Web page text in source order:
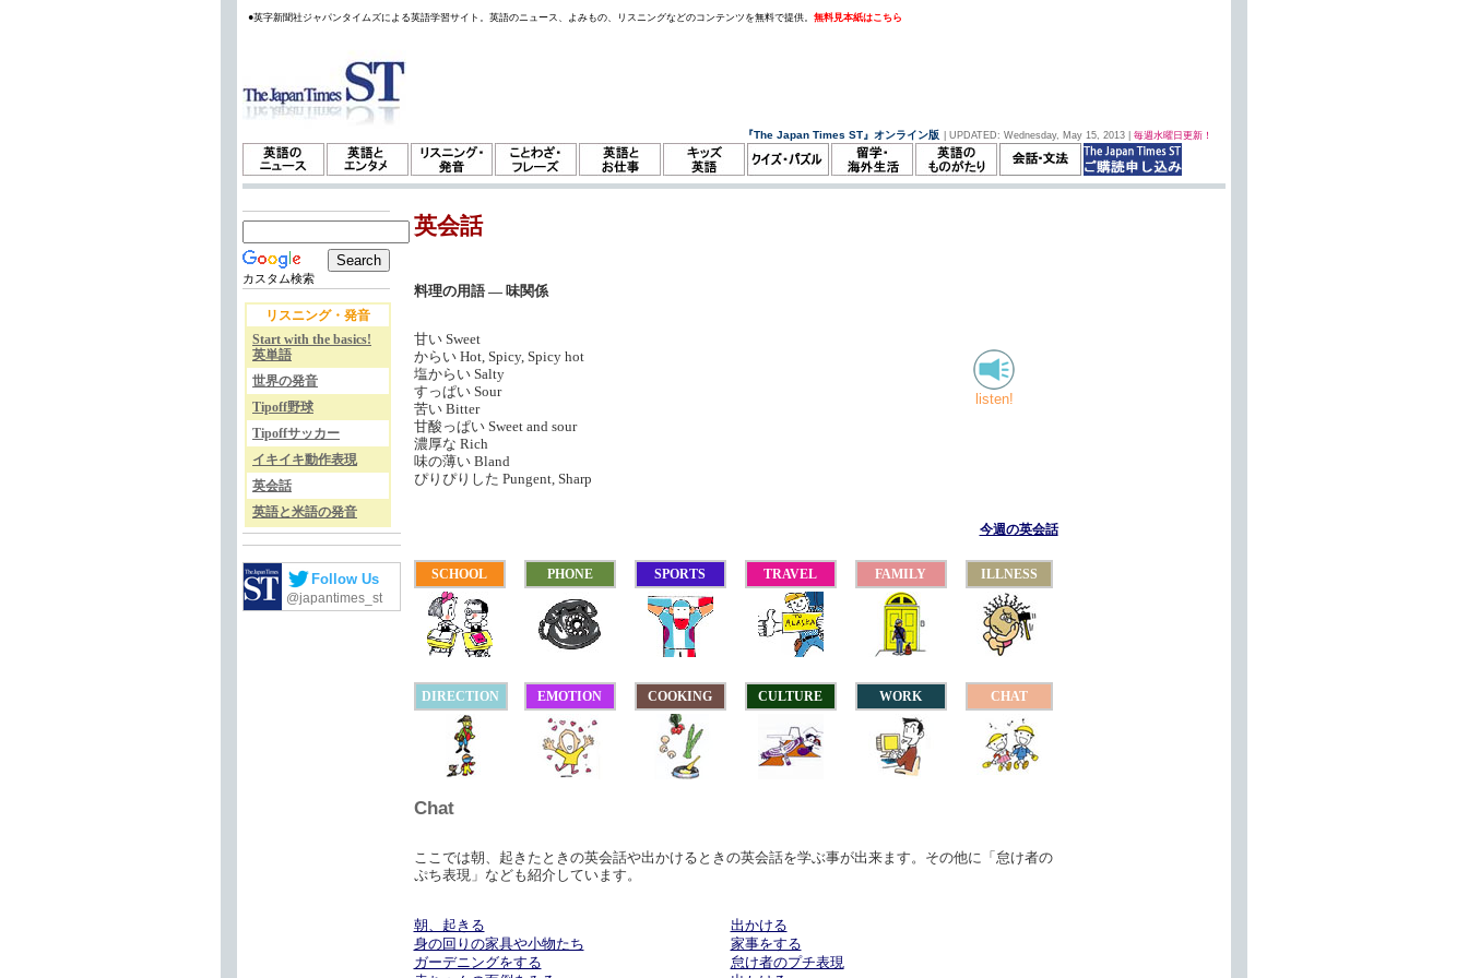
●英字新聞社ジャパンタイムズによる英語学習サイト。英語のニュース、よみもの、リスニングなどのコンテンツを無料で提供。 無料見本紙はこちら
『The Japan Times ST』オンライン版 | UPDATED: Wednesday, May 15, 2013 | 毎週水曜日更新！
カスタム検索
リスニング・発音
Start with the basics!
英単語
世界の発音
Tipoff野球
Tipoffサッカー
イキイキ動作表現
英会話
英語と米語の発音
Follow Us
@japantimes_st
英会話
料理の用語 — 味関係
甘い Sweet
からい Hot, Spicy, Spicy hot
塩からい Salty
すっぱい Sour
苦い Bitter
甘酸っぱい Sweet and sour
濃厚な Rich
味の薄い Bland
ぴりぴりした Pungent, Sharp
listen!
今週の英会話
SCHOOL PHONE SPORTS TRAVEL FAMILY ILLNESS
DIRECTION EMOTION COOKING CULTURE WORK CHAT
Chat
ここでは朝、起きたときの英会話や出かけるときの英会話を学ぶ事が出来ます。その他に「怠け者の
ぷち表現」なども紹介しています。
朝、起きる
出かける
身の回りの家具や小物たち
家事をする
ガーデニングをする
怠け者のプチ表現